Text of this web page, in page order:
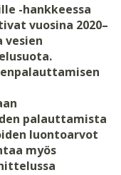
-hankkeessa
vuosina 2020–
vesien
palauttamista
luontoarvot
myös